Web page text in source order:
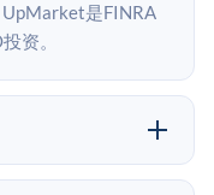
是FINRA
资。
一家私有公司。最